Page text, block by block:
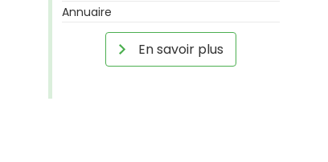
Annuaire
En savoir plus